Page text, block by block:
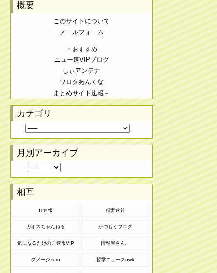
概要
このサイトについて
メールフォーム
・おすすめ
ニュー速VIPブログ
しぃアンテナ
ワロタあんてな
まとめサイト速報＋
カテゴリ
月別アーカイブ
相互
IT速報 稲妻速報
カオスちゃんねる かつもくブログ
気になるたけのこ速報VIP 情報屋さん。
ダメージzero 哲学ニュースnwk